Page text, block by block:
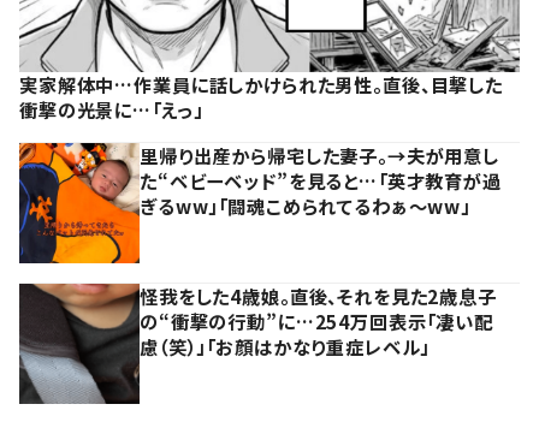
実家解体中…作業員に話しかけられた男性。直後、目撃した
衝撃の光景に…「えっ」
里帰り出産から帰宅した妻子。→夫が用意し
た“ベビーベッド”を見ると…「英才教育が過
ぎるww」「闘魂こめられてるわぁ～ww」
怪我をした4歳娘。直後、それを見た2歳息子
の“衝撃の行動”に…254万回表示「凄い配
慮（笑）」「お顔はかなり重症レベル」